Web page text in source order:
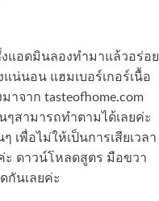
แอดมินลองทำมาแล้วอร่อย
น่นอน แฮมเบอร์เกอร์เนื้อ
จาก tasteofhome.com
ๆสามารถทำตามได้เลยค่ะ
พื่อไม่ให้เป็นการเสียเวลา
ะ ดาวน์โหลดสูตร มือขวา
กันเลยค่ะ